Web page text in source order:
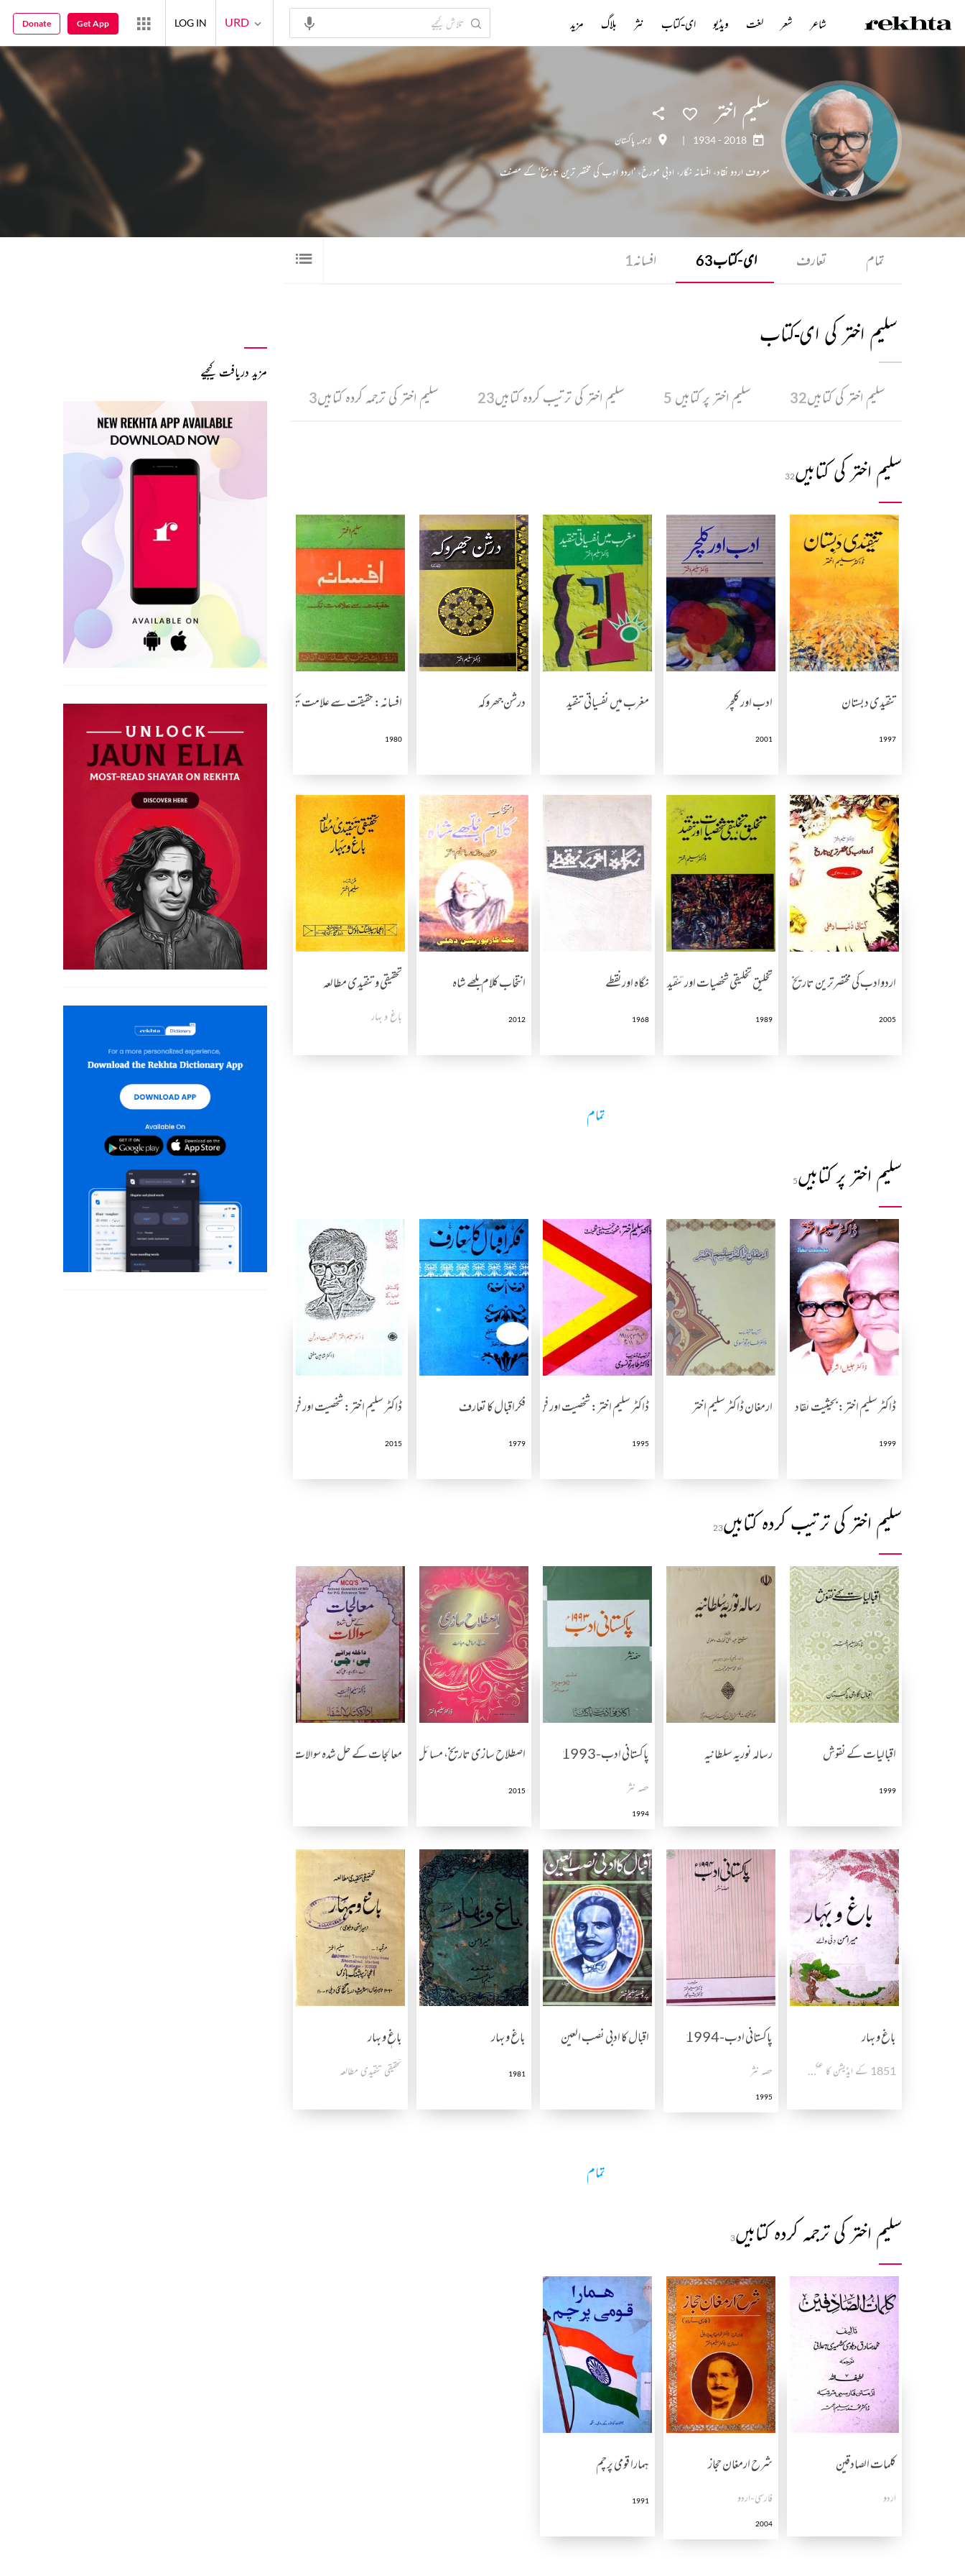
سلیم اختر
1934 - 2018
| لاہور, پاکستان
معروف اردو نقاد، افسانہ نگار، ادبی مورخ، ’اردو ادب کی مختصر ترین تاریخ‘ کے مصنف
تمام تعارف ای-کتاب63 افسانہ1
سلیم اختر کی ای-کتاب
سلیم اختر کی کتابیں32 سلیم اختر پر کتابیں 5 سلیم اختر کی ترتیب کردہ کتابیں23 سلیم اختر کی ترجمہ کردہ کتابیں3
سلیم اختر کی کتابیں32
تنقیدی دبستان
1997
ادب اور کلچر
2001
مغرب میں نفسیاتی تنقید درشن جھروکہ افسانہ: حقیقت سے علامت تک
1980
اردوادب کی مختصرترین تاریخ
2005
تخلیق تخلیقی شخصیات اور تنقید
1989
نگاہ اورنقطے
1968
انتخاب کلام بلھے شاہ
2012
تحقیقی و تنقیدی مطالعہ
باغ و بہار
تمام
سلیم اختر پر کتابیں5
ڈاکٹر سلیم اختر: بحیثیت نقاد
1999
ارمغان ڈاکٹر سلیم اختر ڈاکٹر سلیم اختر: شخصیت اور فن
1995
فکراقبال کا تعارف
1979
ڈاکٹر سلیم اختر: شخصیت اور فن
2015
سلیم اختر کی ترتیب کردہ کتابیں23
اقبالیات کے نقوش
1999
رسالہ نوریہ سلطانیہ پاکستانی ادب-1993
حصہ نثر
1994
اصطلاح سازی تاریخ، مسائل، مباحث
2015
معالجات کے حل شدہ سوالات
باغ و بہار
1851 کے ایڈیشن کا عکسی ایڈیشن
پاکستانی ادب-1994
حصہ نثر
1995
اقبال کا ادبی نصب العین باغ و بہار
1981
باغٖ و بہار
تحقیقی تنقیدی مطالعہ
تمام
سلیم اختر کی ترجمہ کردہ کتابیں3
کلمات الصادقین
اردو
شرح ارمغان حجاز
فارسی-اردو
2004
ہمارا قومی پرچم
1991
مزید دریافت کیجیے
شاعر شعر لغت ویڈیو ای-کتاب نثر بلاگ مزید URD
LOG IN
Get App
Donate